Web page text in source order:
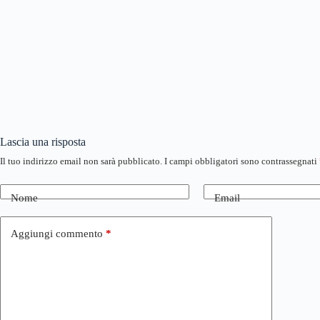
Lascia una risposta
Il tuo indirizzo email non sarà pubblicato. I campi obbligatori sono contrassegnati
Nome Email
Aggiungi commento *